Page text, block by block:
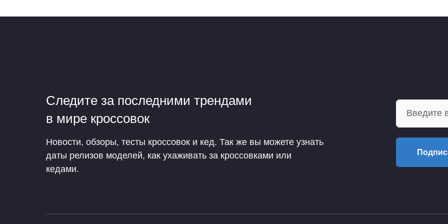
Следите за последними трендами
в мире кроссовок
Новости, обзоры, тесты кроссовок и кед. Так же вы можете узнать
даты релизов моделей, как ухаживать за кроссовками или
кедами.